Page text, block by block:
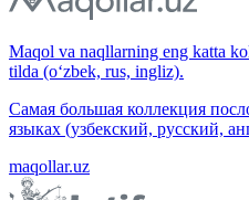
Maqol va naqllarning eng katta
tilda (o‘zbek, rus, ingliz).
Самая большая коллекция
языках (узбекский, русский,
maqollar.uz